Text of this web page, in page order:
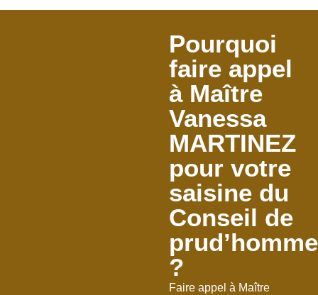
Pourquoi
faire appel
à Maître
Vanessa
MARTINEZ
pour votre
saisine du
Conseil de
?
Faire appel à Maître